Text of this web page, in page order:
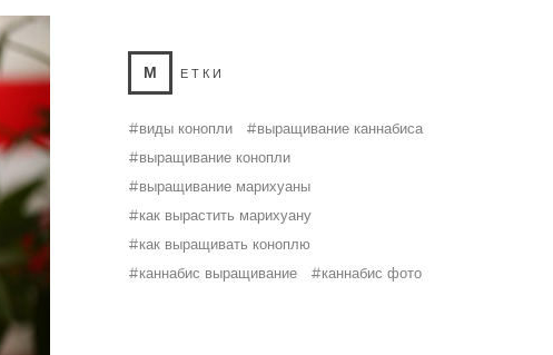
М ЕТКИ
виды конопли
выращивание каннабиса
выращивание конопли
выращивание марихуаны
как вырастить марихуану
как выращивать коноплю
каннабис выращивание
каннабис фото